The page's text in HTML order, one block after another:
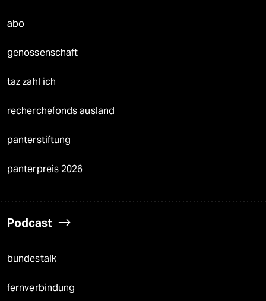
abo
genossenschaft
taz zahl ich
recherchefonds ausland
panterstiftung
panterpreis 2026
Podcast
bundestalk
fernverbindung